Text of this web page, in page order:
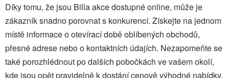
Díky tomu, že jsou Billa akce dostupné online, může je
zákazník snadno porovnat s konkurencí. Získejte na jednom
místě informace o otevírací době oblíbených obchodů,
přesné adrese nebo o kontaktních údajích. Nezapomeňte se
také porozhlédnout po dalších pobočkách ve vašem okolí,
kde jsou opět pravidelně k dostání cenově výhodné nabídky.